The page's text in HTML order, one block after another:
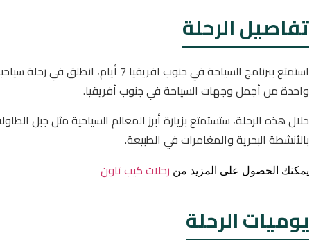
تفاصيل الرحلة
استمتع ببرنامج السياحة في جنوب
واحدة من أجمل وجهات السياحة في جنوب أفريقيا.
خلال هذه الرحلة، ستستمتع بزيارة أبرز المعالم السياحية مثل جبل
بالأنشطة البحرية والمغامرات في الطبيعة.
يمكنك الحصول على المزيد من رحلات كيب تاون
يوميات الرحلة